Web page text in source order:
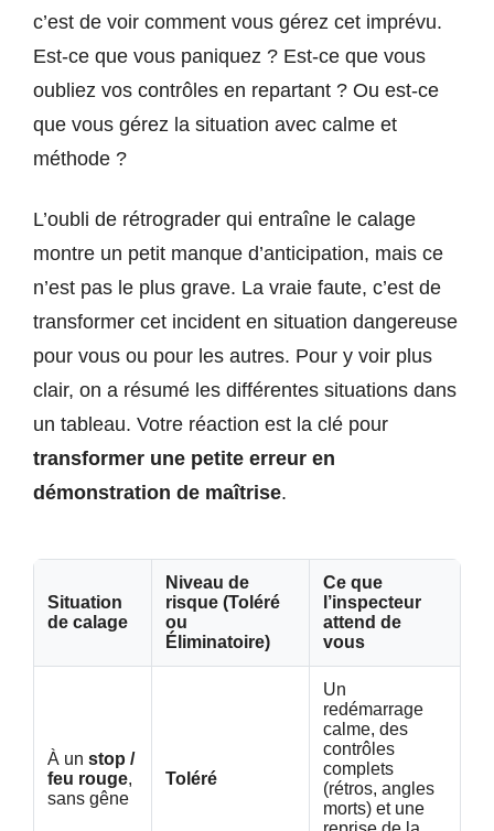
c’est de voir comment vous gérez cet imprévu.
Est-ce que vous paniquez ? Est-ce que vous
oubliez vos contrôles en repartant ? Ou est-ce
que vous gérez la situation avec calme et
méthode ?
L’oubli de rétrograder qui entraîne le calage
montre un petit manque d’anticipation, mais ce
n’est pas le plus grave. La vraie faute, c’est de
transformer cet incident en situation dangereuse
pour vous ou pour les autres. Pour y voir plus
clair, on a résumé les différentes situations dans
un tableau. Votre réaction est la clé pour
transformer une petite erreur en
démonstration de maîtrise.
Situation
de calage
Niveau de
risque (Toléré
ou
Éliminatoire)
Ce que
l’inspecteur
attend de
vous
À un stop /
feu rouge,
sans gêne
Toléré
Un
redémarrage
calme, des
contrôles
complets
(rétros, angles
morts) et une